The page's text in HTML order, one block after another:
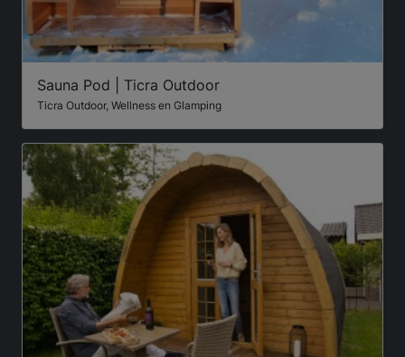
Sauna Pod | Ticra Outdoor
Ticra Outdoor, Wellness en Glamping